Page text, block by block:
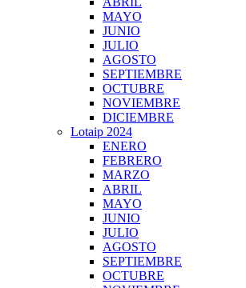
MAYO
JUNIO
JULIO
AGOSTO
SEPTIEMBRE
OCTUBRE
NOVIEMBRE
DICIEMBRE
Lotaip 2024
ENERO
FEBRERO
MARZO
ABRIL
MAYO
JUNIO
JULIO
AGOSTO
SEPTIEMBRE
OCTUBRE